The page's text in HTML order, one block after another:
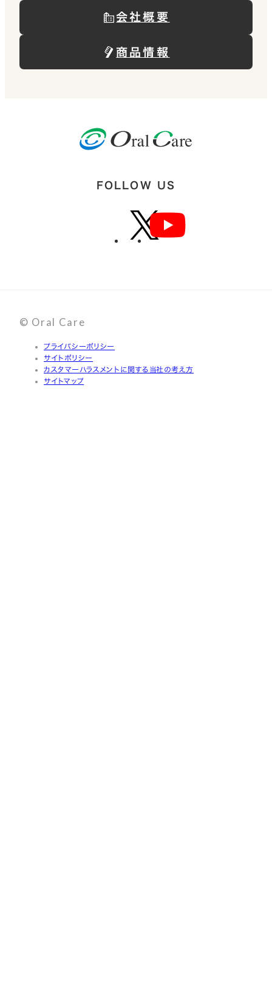
会社概要
商品情報
FOLLOW US
© Oral Care
プライバシーポリシー
サイトポリシー
カスタマーハラスメントに関する当社の考え方
サイトマップ